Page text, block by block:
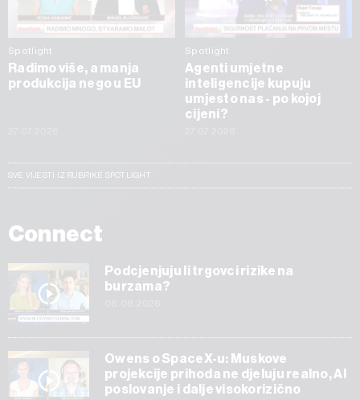
Spotlight
Radimo više, a manja
produkcija nego u EU
Spotlight
Agenti umjetne
inteligencije kupuju
umjesto nas - po kojoj
cijeni?
SVE VIJESTI IZ RUBRIKE SPOTLIGHT
Connect
Podcjenjuju li trgovci rizike na
burzama?
Owens o SpaceX-u: Muskove
projekcije prihoda ne djeluju realno, AI
poslovanje i dalje visokorizično